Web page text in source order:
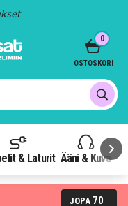
& Laturit Ääni & Kuva
0
OSTOSKORI
JOPA 70